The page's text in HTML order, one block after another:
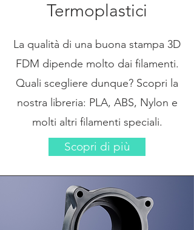
Termoplastici
La qualità di una buona stampa 3D
FDM dipende molto dai filamenti.
Quali scegliere dunque? Scopri la
nostra libreria: PLA, ABS, Nylon e
molti altri filamenti speciali.
Scopri di più